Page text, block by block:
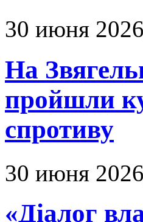
30 июня
На
пройшли
спротиву
30 июня
«Діалог